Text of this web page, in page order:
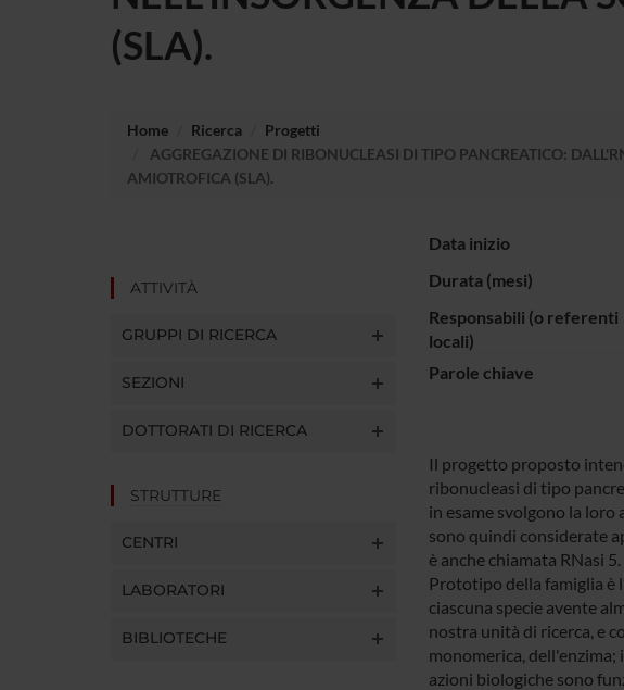
(SLA).
Home Ricerca
Progetti
AGGREGAZIONE DI RIBONUCLEASI DI TIPO PANCREATICO:
AMIOTROFICA (SLA).
ATTIVITÀ
GRUPPI DI RICERCA
SEZIONI
DOTTORATI DI RICERCA
STRUTTURE
CENTRI
LABORATORI
BIBLIOTECHE
Data inizio
Durata (mesi)
Responsabili (o referenti
locali)
Parole chiave
Il progetto proposto
ribonucleasi di tipo
in esame svolgono la
sono quindi considerate
è anche chiamata RNasi 5.
Prototipo della famiglia è
ciascuna specie avente
nostra unità di ricerca, e
monomerica,
azioni biologiche sono